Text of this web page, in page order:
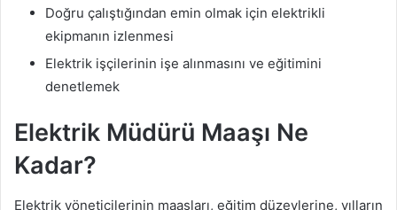
Doğru çalıştığından emin olmak için elektrikli
ekipmanın izlenmesi
Elektrik işçilerinin işe alınmasını ve eğitimini
denetlemek
Elektrik Müdürü Maaşı Ne
Kadar?
Elektrik yöneticilerinin maaşları, eğitim düzeylerine, yılların